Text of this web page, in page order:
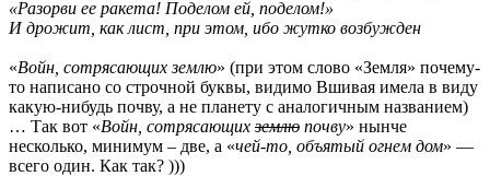
«Разорви ее ракета! Поделом ей, поделом!»
И дрожит, как лист, при этом, ибо жутко возбужден
«Войн, сотрясающих землю» (при этом слово «Земля» почему-
то написано со строчной буквы, видимо Вшивая имела в виду
какую-нибудь почву, а не планету с аналогичным названием)
… Так вот «Войн, сотрясающихземлю почву» нынче
несколько, минимум – две, а «чей-то, объятый огнем дом» —
всего один. Как так? )))